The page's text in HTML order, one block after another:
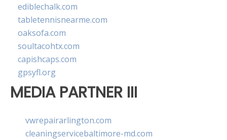
ediblechalk.com
tabletennisnearme.com
oaksofa.com
soultacohtx.com
capishcaps.com
gpsyfl.org
MEDIA PARTNER III
vwrepairarlington.com
cleaningservicebaltimore-md.com